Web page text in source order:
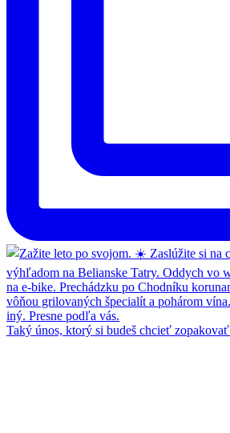
Taký únos, ktorý si budeš chcieť zopakovať